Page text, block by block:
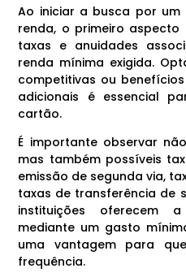
Ao iniciar a busca por
renda, o primeiro
taxas e anuidades
renda mínima exigida.
competitivas ou
adicionais é essencial
cartão.
É importante observar
mas também possíveis
emissão de segunda via,
taxas de transferência de
instituições oferecem
mediante um gasto
uma vantagem para
frequência.